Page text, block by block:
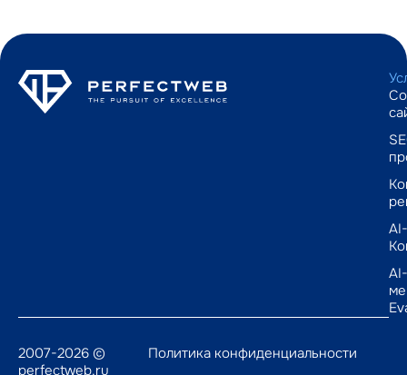
AI-
AI-
2007-2026 ©
perfectweb.ru
Политика конфиденциальности